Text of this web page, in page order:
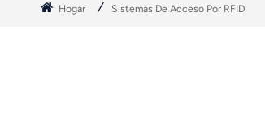
Hogar Sistemas De Acceso Por RFID